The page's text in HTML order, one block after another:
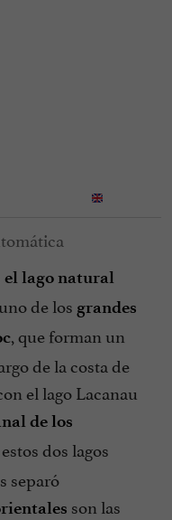
el lago natural
de los grandes
, que forman un
de la costa de
el lago Lacanau
de los
dos lagos
separó
son las